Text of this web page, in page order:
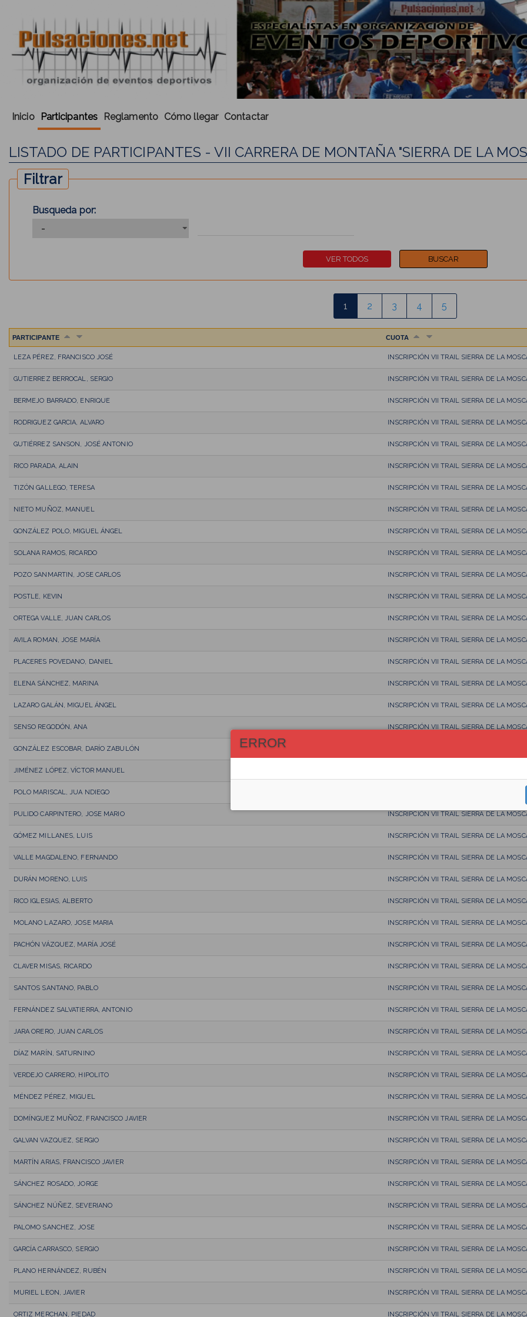
Inicio Participantes Reglamento Cómo llegar Contactar
LISTADO DE PARTICIPANTES - VII CARRERA DE MONTAÑA "SIERRA DE LA
Filtrar
Busqueda por:
1 2 3 4 5
PARTICIPANTE CUOTA
LEZA PÉREZ, FRANCISCO JOSÉ INSCRIPCIÓN VII TRAIL SIERRA DE LA
GUTIERREZ BERROCAL, SERGIO INSCRIPCIÓN VII TRAIL SIERRA DE LA
BERMEJO BARRADO, ENRIQUE INSCRIPCIÓN VII TRAIL SIERRA DE LA
RODRIGUEZ GARCIA, ALVARO INSCRIPCIÓN VII TRAIL SIERRA DE LA
GUTIÉRREZ SANSON, JOSÉ ANTONIO INSCRIPCIÓN VII TRAIL SIERRA DE LA
RICO PARADA, ALAIN INSCRIPCIÓN VII TRAIL SIERRA DE LA
TIZÓN GALLEGO, TERESA INSCRIPCIÓN VII TRAIL SIERRA DE LA
NIETO MUÑOZ, MANUEL INSCRIPCIÓN VII TRAIL SIERRA DE LA
GONZÁLEZ POLO, MIGUEL ÁNGEL INSCRIPCIÓN VII TRAIL SIERRA DE LA
SOLANA RAMOS, RICARDO INSCRIPCIÓN VII TRAIL SIERRA DE LA
POZO SANMARTIN, JOSE CARLOS INSCRIPCIÓN VII TRAIL SIERRA DE LA
POSTLE, KEVIN INSCRIPCIÓN VII TRAIL SIERRA DE LA
ORTEGA VALLE, JUAN CARLOS INSCRIPCIÓN VII TRAIL SIERRA DE LA
AVILA ROMAN, JOSE MARÍA INSCRIPCIÓN VII TRAIL SIERRA DE LA
PLACERES POVEDANO, DANIEL INSCRIPCIÓN VII TRAIL SIERRA DE LA
ELENA SÁNCHEZ, MARINA INSCRIPCIÓN VII TRAIL SIERRA DE LA
LAZARO GALÁN, MIGUEL ÁNGEL INSCRIPCIÓN VII TRAIL SIERRA DE LA
SENSO REGODÓN, ANA INSCRIPCIÓN VII TRAIL SIERRA DE LA
GONZÁLEZ ESCOBAR, DARÍO ZABULÓN
JIMÉNEZ LÓPEZ, VÍCTOR MANUEL
POLO MARISCAL, JUA NDIEGO
PULIDO CARPINTERO, JOSE MARIO INSCRIPCIÓN VII TRAIL SIERRA DE LA
GÓMEZ MILLANES, LUIS INSCRIPCIÓN VII TRAIL SIERRA DE LA
VALLE MAGDALENO, FERNANDO INSCRIPCIÓN VII TRAIL SIERRA DE LA
DURÁN MORENO, LUIS INSCRIPCIÓN VII TRAIL SIERRA DE LA
RICO IGLESIAS, ALBERTO INSCRIPCIÓN VII TRAIL SIERRA DE LA
MOLANO LAZARO, JOSE MARIA INSCRIPCIÓN VII TRAIL SIERRA DE LA
PACHÓN VÁZQUEZ, MARÍA JOSÉ INSCRIPCIÓN VII TRAIL SIERRA DE LA
CLAVER MISAS, RICARDO INSCRIPCIÓN VII TRAIL SIERRA DE LA
SANTOS SANTANO, PABLO INSCRIPCIÓN VII TRAIL SIERRA DE LA
FERNÁNDEZ SALVATIERRA, ANTONIO INSCRIPCIÓN VII TRAIL SIERRA DE LA
JARA ORERO, JUAN CARLOS INSCRIPCIÓN VII TRAIL SIERRA DE LA
DÍAZ MARÍN, SATURNINO INSCRIPCIÓN VII TRAIL SIERRA DE LA
VERDEJO CARRERO, HIPOLITO INSCRIPCIÓN VII TRAIL SIERRA DE LA
MÉNDEZ PÉREZ, MIGUEL INSCRIPCIÓN VII TRAIL SIERRA DE LA
DOMÍNGUEZ MUÑOZ, FRANCISCO JAVIER INSCRIPCIÓN VII TRAIL SIERRA DE LA
GALVAN VAZQUEZ, SERGIO INSCRIPCIÓN VII TRAIL SIERRA DE LA
MARTÍN ARIAS, FRANCISCO JAVIER INSCRIPCIÓN VII TRAIL SIERRA DE LA
SÁNCHEZ ROSADO, JORGE INSCRIPCIÓN VII TRAIL SIERRA DE LA
SÁNCHEZ NÚÑEZ, SEVERIANO INSCRIPCIÓN VII TRAIL SIERRA DE LA
PALOMO SANCHEZ, JOSE INSCRIPCIÓN VII TRAIL SIERRA DE LA
GARCÍA CARRASCO, SERGIO INSCRIPCIÓN VII TRAIL SIERRA DE LA
PLANO HERNÁNDEZ, RUBÉN INSCRIPCIÓN VII TRAIL SIERRA DE LA
MURIEL LEON, JAVIER INSCRIPCIÓN VII TRAIL SIERRA DE LA
ORTIZ MERCHAN, PIEDAD INSCRIPCIÓN VII TRAIL SIERRA DE LA
ERROR